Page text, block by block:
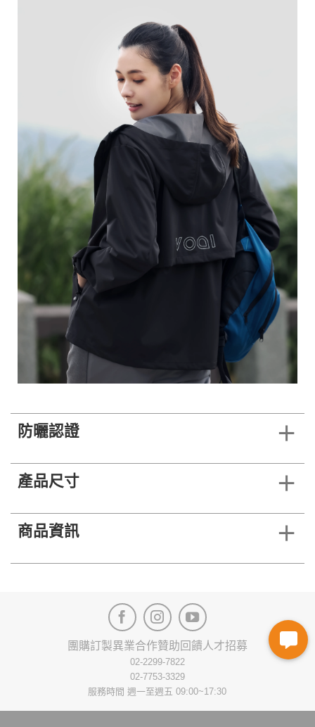
防曬認證
產品尺寸
商品資訊
團購訂製異業合作贊助回饋人才招募
02-2299-7822
02-7753-3329
服務時間 週一至週五 09:00~17:30